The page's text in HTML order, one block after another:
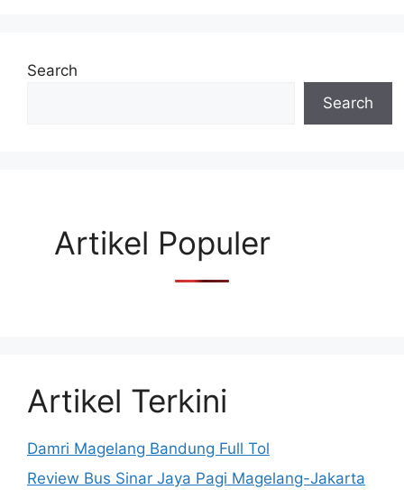
Search
Search
Artikel Populer
Artikel Terkini
Damri Magelang Bandung Full Tol
Review Bus Sinar Jaya Pagi Magelang-Jakarta